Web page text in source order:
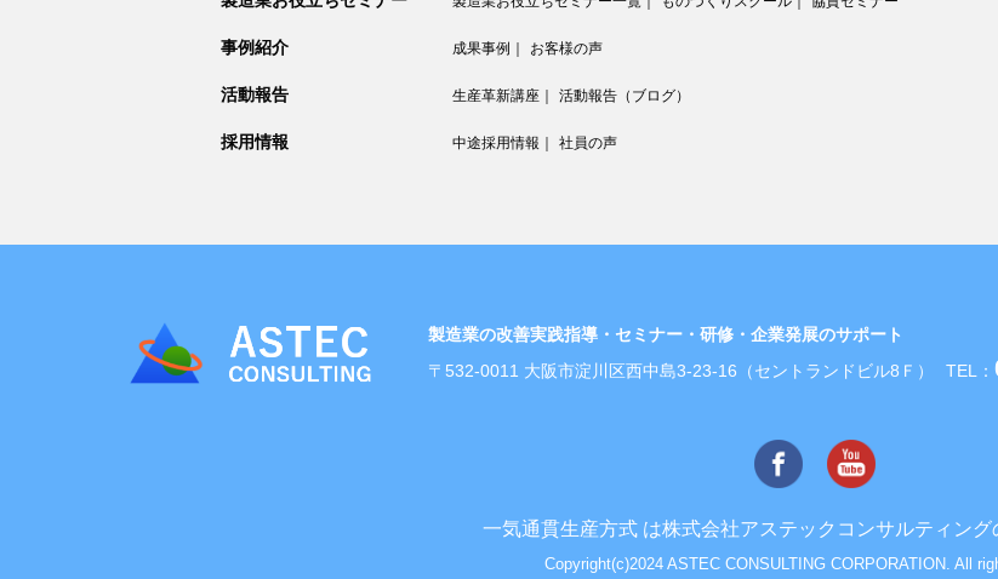
事例紹介 成果事例 お客様の声
活動報告 生産革新講座｜ 活動報告（ブログ）
採用情報 中途採用情報 社員の声
製造業の改善実践指導・セミナー・研修・企業発展のサポート
〒532-0011 大阪市淀川区西中島3-23-16（セントランドビル8Ｆ）
TEL：
一気通貫生産方式 は株式会社アステックコンサルティング
Copyright(c)2024 ASTEC CONSULTING CORPORATION. All